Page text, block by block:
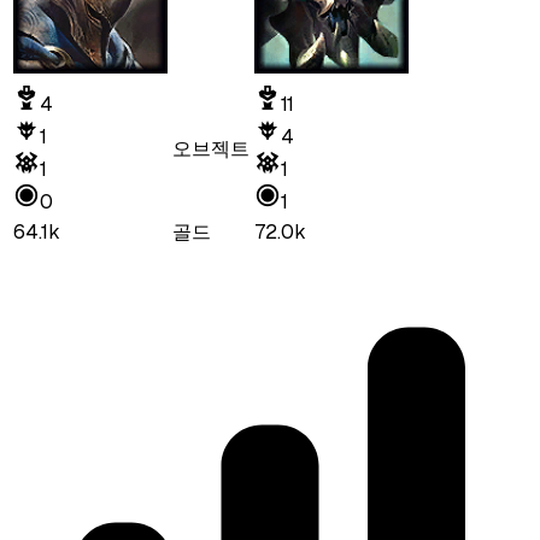
4
1
1
0
오브젝트
11
4
1
1
64.1k
골드 72.0k